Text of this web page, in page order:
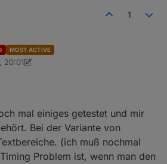
1
MOST ACTIVE
20:01
mal einiges getestet und mir
Bei der Variante von
(ich muß nochmal
Problem ist, wenn man den